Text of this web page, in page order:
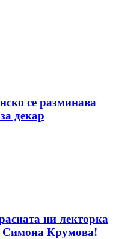
се разминава
декар
ни лекторка
Симона Крумова!